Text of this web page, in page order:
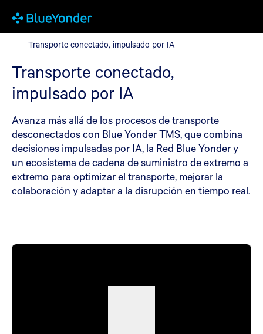
Transporte conectado, impulsado por IA
Transporte conectado, impulsado por IA
Transporte conectado,
impulsado por IA
Avanza más allá de los procesos de transporte
desconectados con Blue Yonder TMS, que combina
decisiones impulsadas por IA, la Red Blue Yonder y
un ecosistema de cadena de suministro de extremo a
extremo para optimizar el transporte, mejorar la
colaboración y adaptar a la disrupción en tiempo real.